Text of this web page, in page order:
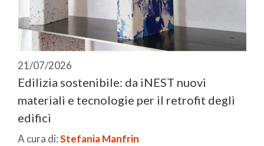
21/07/2026
Edilizia sostenibile: da iNEST nuovi
materiali e tecnologie per il retrofit degli
edifici
A cura di:Stefania Manfrin